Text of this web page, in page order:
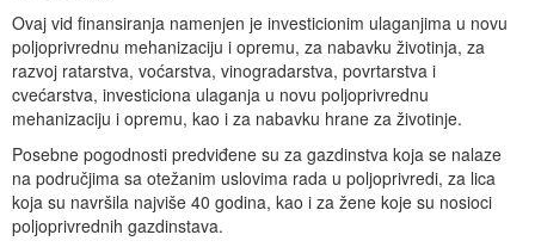
Ovaj vid finansiranja namenjen je investicionim ulaganjima u novu
poljoprivrednu mehanizaciju i opremu, za nabavku životinja, za
razvoj ratarstva, voćarstva, vinogradarstva, povrtarstva i
cvećarstva, investiciona ulaganja u novu poljoprivrednu
mehanizaciju i opremu, kao i za nabavku hrane za životinje.
Posebne pogodnosti predviđene su za gazdinstva koja se nalaze
na područjima sa otežanim uslovima rada u poljoprivredi, za lica
koja su navršila najviše 40 godina, kao i za žene koje su nosioci
poljoprivrednih gazdinstava.